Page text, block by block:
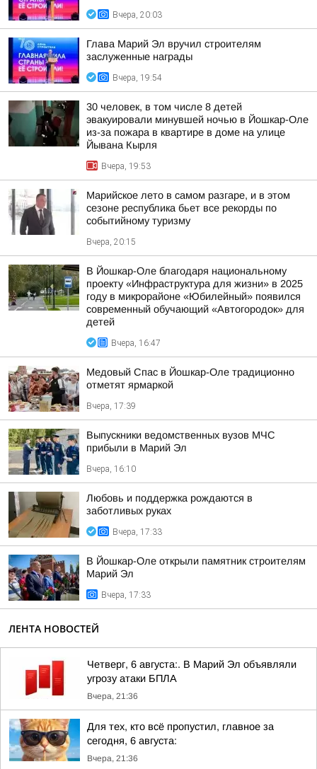
Вчера, 20:03
Глава Марий Эл вручил строителям
заслуженные награды
Вчера, 19:54
30 человек, в том числе 8 детей
эвакуировали минувшей ночью в Йошкар-Оле
из-за пожара в квартире в доме на улице
Йывана Кырля
Вчера, 19:53
Марийское лето в самом разгаре, и в этом
сезоне республика бьет все рекорды по
событийному туризму
Вчера, 20:15
В Йошкар-Оле благодаря национальному
проекту «Инфраструктура для жизни» в 2025
году в микрорайоне «Юбилейный» появился
современный обучающий «Автогородок» для
детей
Вчера, 16:47
Медовый Спас в Йошкар-Оле традиционно
отметят ярмаркой
Вчера, 17:39
Выпускники ведомственных вузов МЧС
прибыли в Марий Эл
Вчера, 16:10
Любовь и поддержка рождаются в
заботливых руках
Вчера, 17:33
В Йошкар-Оле открыли памятник строителям
Марий Эл
Вчера, 17:33
ЛЕНТА НОВОСТЕЙ
Четверг, 6 августа:. В Марий Эл объявляли
угрозу атаки БПЛА
Вчера, 21:36
Для тех, кто всё пропустил, главное за
сегодня, 6 августа:
Вчера, 21:36